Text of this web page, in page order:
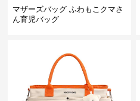
マザーズバッグ ふわもこクマさ
ん育児バッグ